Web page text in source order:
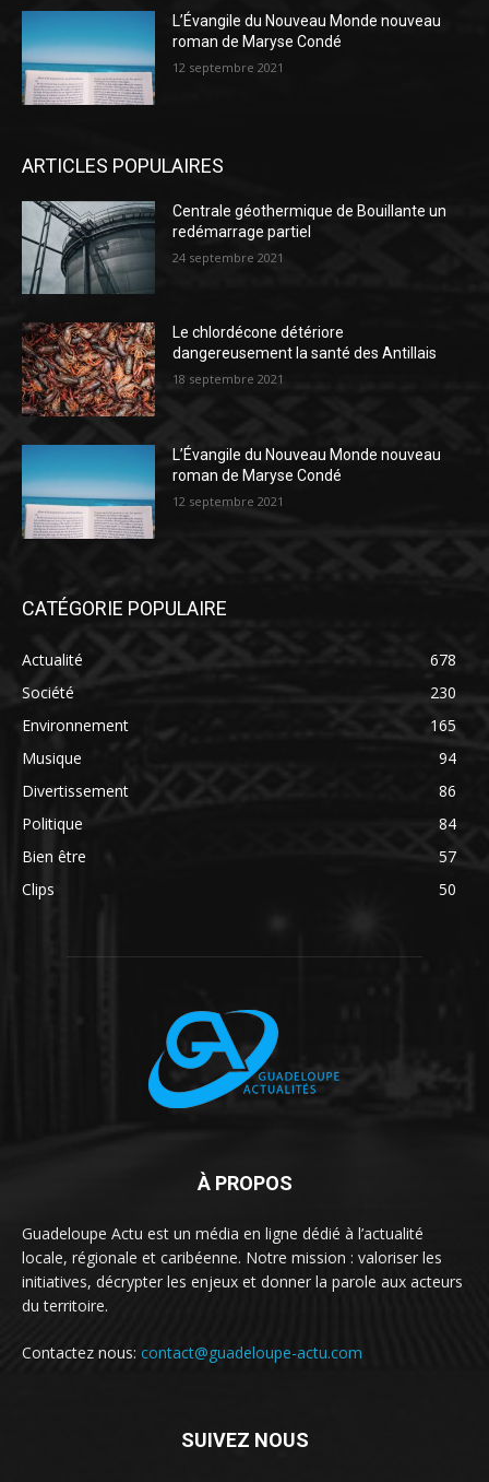
L’Évangile du Nouveau Monde nouveau
roman de Maryse Condé
12 septembre 2021
ARTICLES POPULAIRES
Centrale géothermique de Bouillante un
redémarrage partiel
24 septembre 2021
Le chlordécone détériore
dangereusement la santé des Antillais
18 septembre 2021
L’Évangile du Nouveau Monde nouveau
roman de Maryse Condé
12 septembre 2021
CATÉGORIE POPULAIRE
Actualité
678
Société
230
Environnement
165
Musique
94
Divertissement
86
Politique
84
Bien être
57
Clips
50
À PROPOS
Guadeloupe Actu est un média en ligne dédié à l’actualité
locale, régionale et caribéenne. Notre mission : valoriser les
initiatives, décrypter les enjeux et donner la parole aux acteurs
du territoire.
Contactez nous: contact@guadeloupe-actu.com
SUIVEZ NOUS